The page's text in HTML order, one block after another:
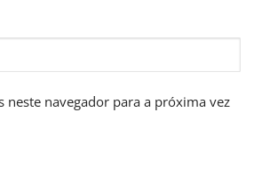
neste navegador para a próxima vez